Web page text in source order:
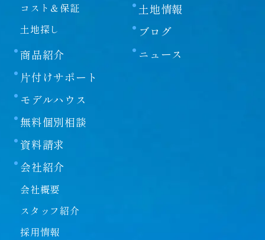
コスト＆保証
土地探し
商品紹介
片付けサポート
土地情報
ブログ
ニュース
モデルハウス
無料個別相談
資料請求
会社紹介
会社概要
スタッフ紹介
採用情報